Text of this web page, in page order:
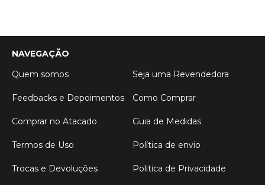
NAVEGAÇÃO
Quem somos
Seja uma Revendedora
Feedbacks e Depoimentos Como Comprar
Comprar no Atacado Guia de Medidas
Termos de Uso Política de envio
Trocas e Devoluções Politica de Privacidade